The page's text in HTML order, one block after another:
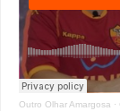
Outro Olhar Amargosa ·